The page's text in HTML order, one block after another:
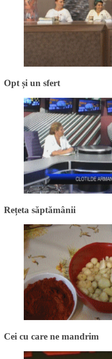
Opt și un sfert
Rețeta săptămânii
Cei cu care ne mandrim